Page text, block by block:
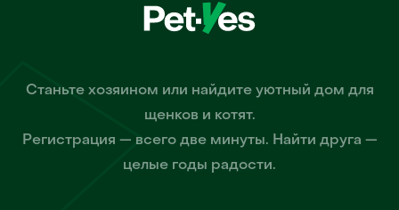
Станьте хозяином или найдите уютный дом для
щенков и котят.
Регистрация — всего две минуты. Найти друга —
целые годы радости.